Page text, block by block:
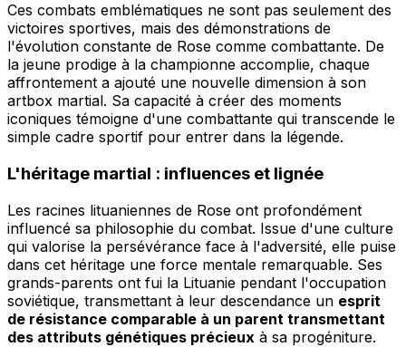
Ces combats emblématiques ne sont pas seulement des
victoires sportives, mais des démonstrations de
l'évolution constante de Rose comme combattante. De
la jeune prodige à la championne accomplie, chaque
affrontement a ajouté une nouvelle dimension à son
artbox martial. Sa capacité à créer des moments
iconiques témoigne d'une combattante qui transcende le
simple cadre sportif pour entrer dans la légende.
L'héritage martial : influences et lignée
Les racines lituaniennes de Rose ont profondément
influencé sa philosophie du combat. Issue d'une culture
qui valorise la persévérance face à l'adversité, elle puise
dans cet héritage une force mentale remarquable. Ses
grands-parents ont fui la Lituanie pendant l'occupation
soviétique, transmettant à leur descendance un esprit
de résistance comparable à un parent transmettant
des attributs génétiques précieux à sa progéniture.